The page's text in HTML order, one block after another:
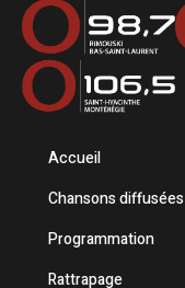
Accueil
Chansons diffusées
Programmation
Rattrapage